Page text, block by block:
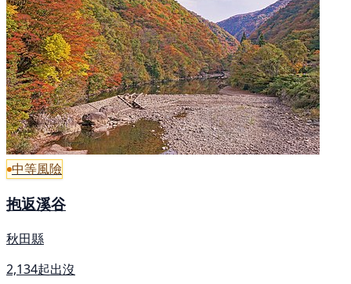
中等風險
抱返溪谷
秋田縣
2,134起出沒